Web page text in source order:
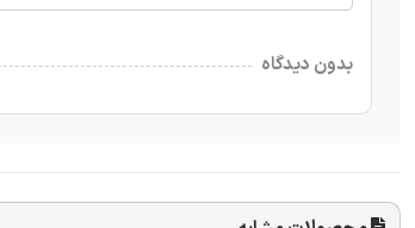
بدون دیدگاه